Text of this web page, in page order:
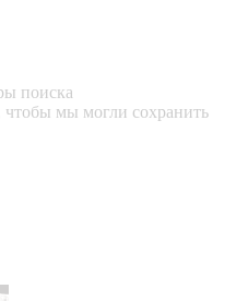
поиска
мы могли сохранить